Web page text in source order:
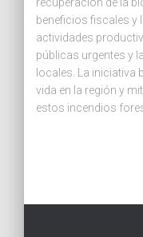
beneficios fiscales y
actividades
públicas urgentes y
locales. La
vida en la región y
estos incendios